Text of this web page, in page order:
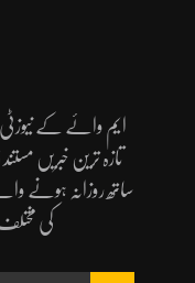
ایم وائے کے نیوزٹی
تازہ ترین خبریں
ساتھ روزانہ ہونے
کی